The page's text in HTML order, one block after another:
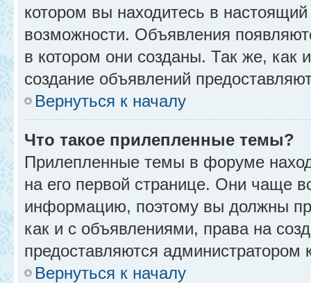
котором вы находитесь в
возможности. Объявления
в котором они созданы. Так же,
создание объявлений
Вернуться к началу
Что такое прилепленные темы?
Прилепленные темы в форуме
на его первой странице. Они чаще
информацию, поэтому вы должны
как и с объявлениями, права на
предоставляются администратором
Вернуться к началу